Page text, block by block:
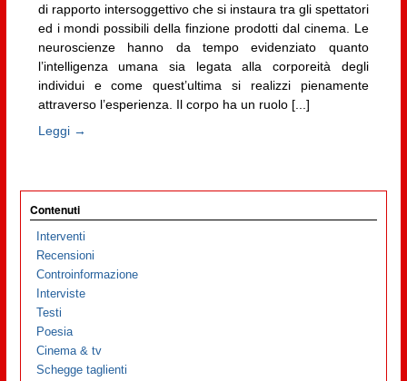
di rapporto intersoggettivo che si instaura tra gli spettatori
ed i mondi possibili della finzione prodotti dal cinema. Le
neuroscienze hanno da tempo evidenziato quanto
l’intelligenza umana sia legata alla corporeità degli
individui e come quest’ultima si realizzi pienamente
attraverso l’esperienza. Il corpo ha un ruolo [...]
Leggi →
Contenuti
Interventi
Recensioni
Controinformazione
Interviste
Testi
Poesia
Cinema & tv
Schegge taglienti